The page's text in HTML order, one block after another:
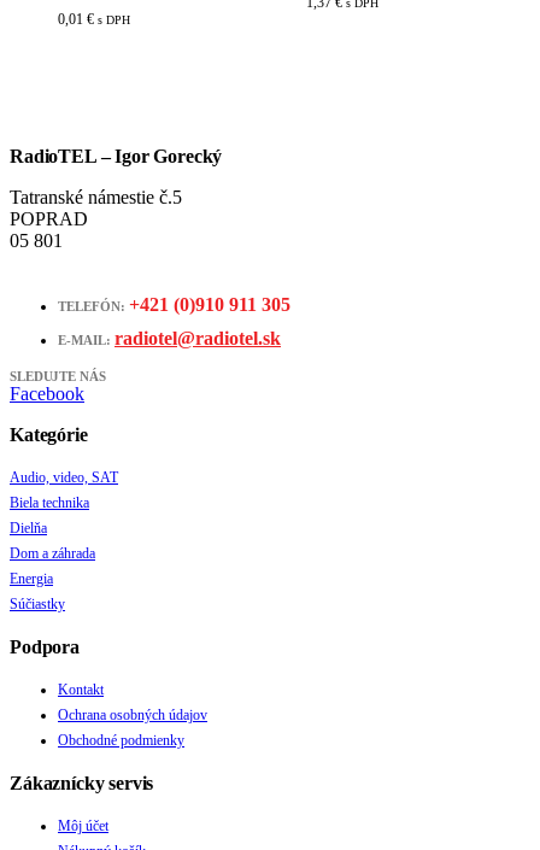
0,01 € s DPH
s DPH
RadioTEL – Igor Gorecký
Tatranské námestie č.5
POPRAD
05 801
TELEFÓN: +421 (0)910 911 305
E-MAIL: radiotel@radiotel.sk
SLEDUJTE NÁS
Facebook
Kategórie
Audio, video, SAT
Biela technika
Dielňa
Dom a záhrada
Energia
Súčiastky
Podpora
Kontakt
Ochrana osobných údajov
Obchodné podmienky
Zákaznícky servis
Môj účet